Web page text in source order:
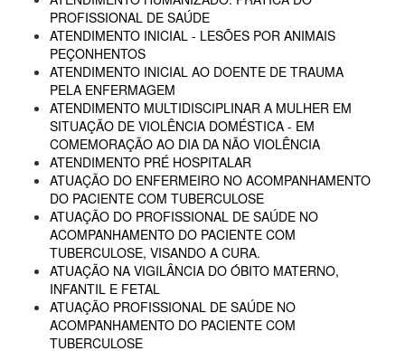
PROFISSIONAL DE SAÚDE
ATENDIMENTO INICIAL - LESÕES POR ANIMAIS
PEÇONHENTOS
ATENDIMENTO INICIAL AO DOENTE DE TRAUMA
PELA ENFERMAGEM
ATENDIMENTO MULTIDISCIPLINAR A MULHER EM
SITUAÇÃO DE VIOLÊNCIA DOMÉSTICA - EM
COMEMORAÇÃO AO DIA DA NÃO VIOLÊNCIA
ATENDIMENTO PRÉ HOSPITALAR
ATUAÇÃO DO ENFERMEIRO NO ACOMPANHAMENTO
DO PACIENTE COM TUBERCULOSE
ATUAÇÃO DO PROFISSIONAL DE SAÚDE NO
ACOMPANHAMENTO DO PACIENTE COM
TUBERCULOSE, VISANDO A CURA.
ATUAÇÃO NA VIGILÂNCIA DO ÓBITO MATERNO,
INFANTIL E FETAL
ATUAÇÃO PROFISSIONAL DE SAÚDE NO
ACOMPANHAMENTO DO PACIENTE COM
TUBERCULOSE